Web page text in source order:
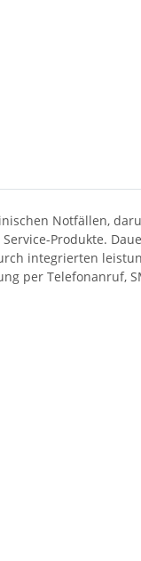
Notfällen,
Produkte.
integrierten
per Telefonanruf,